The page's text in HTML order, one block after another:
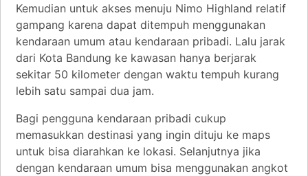
Kemudian untuk akses menuju Nimo Highland relatif
gampang karena dapat ditempuh menggunakan
kendaraan umum atau kendaraan pribadi. Lalu jarak
dari Kota Bandung ke kawasan hanya berjarak
sekitar 50 kilometer dengan waktu tempuh kurang
lebih satu sampai dua jam.
Bagi pengguna kendaraan pribadi cukup
memasukkan destinasi yang ingin dituju ke maps
untuk bisa diarahkan ke lokasi. Selanjutnya jika
dengan kendaraan umum bisa menggunakan angkot